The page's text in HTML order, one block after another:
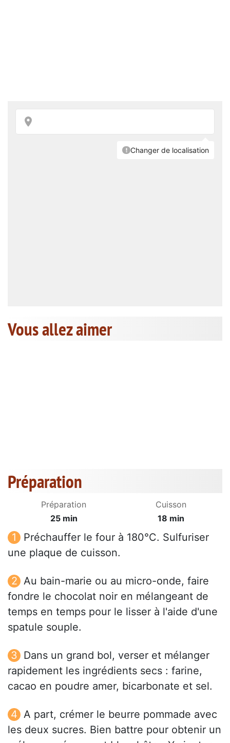
Vous allez aimer
Préparation
Préparation
25 min
Cuisson
18 min
Préchauffer le four à 180°C. Sulfuriser
une plaque de cuisson.
Au bain-marie ou au micro-onde, faire
fondre le chocolat noir en mélangeant de
temps en temps pour le lisser à l'aide d'une
spatule souple.
Dans un grand bol, verser et mélanger
rapidement les ingrédients secs : farine,
cacao en poudre amer, bicarbonate et sel.
A part, crémer le beurre pommade avec
les deux sucres. Bien battre pour obtenir un